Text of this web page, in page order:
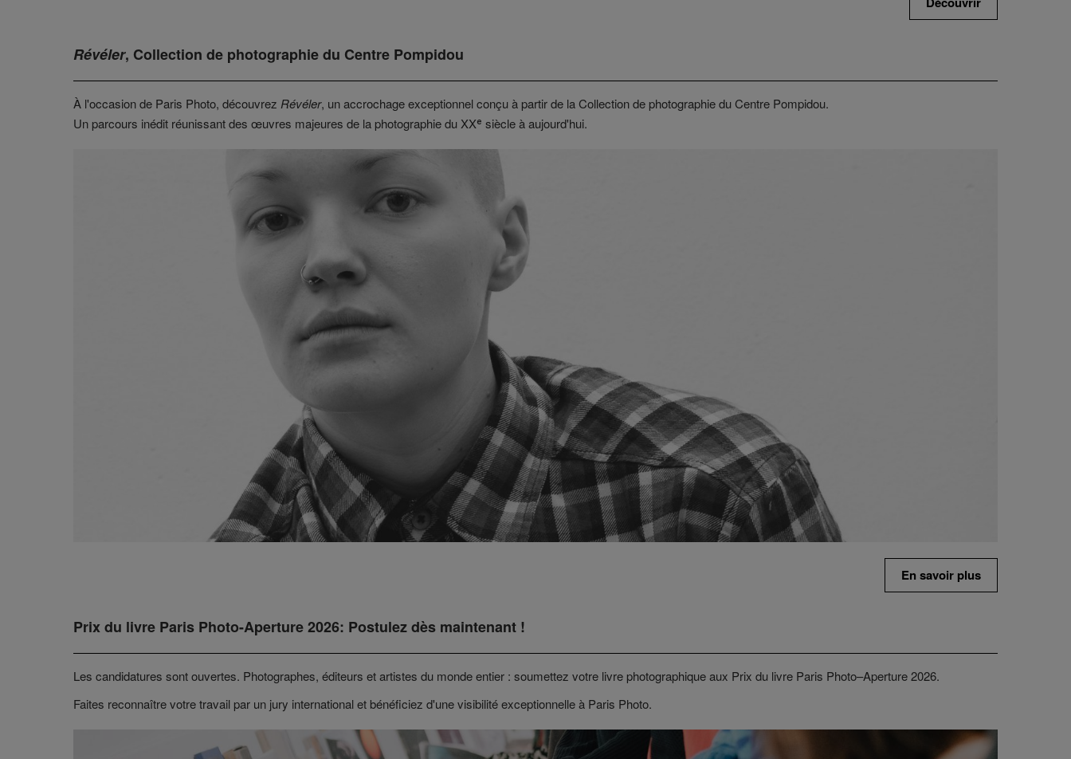
Révéler, Collection de photographie du Centre Pompidou
À l'occasion de Paris Photo, découvrez Révéler, un accrochage exceptionnel conçu à partir de la Collection de photographie du Centre Pompidou.
Un parcours inédit réunissant des œuvres majeures de la photographie du XXᵉ siècle à aujourd'hui.
En savoir plus
Prix du livre Paris Photo-Aperture 2026: Postulez dès maintenant !
Les candidatures sont ouvertes. Photographes, éditeurs et artistes du monde entier : soumettez votre livre photographique aux Prix du livre Paris Photo–Aperture 2026.
Faites reconnaître votre travail par un jury international et bénéficiez d'une visibilité exceptionnelle à Paris Photo.